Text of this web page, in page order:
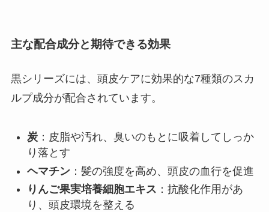
主な配合成分と期待できる効果
黒シリーズには、頭皮ケアに効果的な7種類のスカ
ルプ成分が配合されています。
炭：皮脂や汚れ、臭いのもとに吸着してしっか
り落とす
ヘマチン：髪の強度を高め、頭皮の血行を促進
りんご果実培養細胞エキス ：抗酸化作用があ
り、頭皮環境を整える